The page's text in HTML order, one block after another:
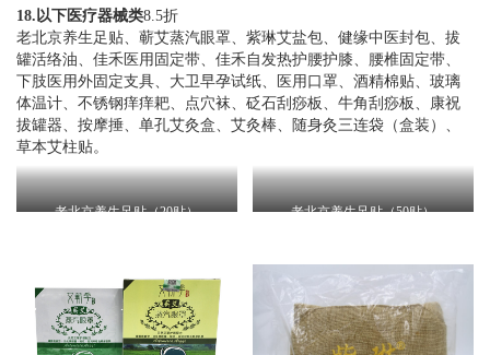
18.以下医疗器械类8.5折
老北京养生足贴、蕲艾蒸汽眼罩、紫琳艾盐包、健缘中医封包、拔
罐活络油、佳禾医用固定带、佳禾自发热护腰护膝、腰椎固定带、
下肢医用外固定支具、大卫早孕试纸、医用口罩、酒精棉贴、玻璃
体温计、不锈钢痒痒耙、点穴袜、砭石刮痧板、牛角刮痧板、康祝
拔罐器、按摩捶、单孔艾灸盒、艾灸棒、随身灸三连袋（盒装）、
草本艾柱贴。
老北京养生足贴（20贴） 老北京养生足贴（50贴）